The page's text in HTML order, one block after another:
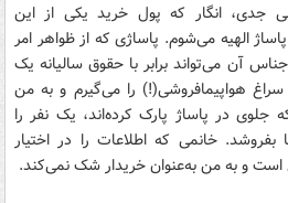
جدی، انگار که پول خرید یکی از این
الهیه می‌شوم. پاساژی که از ظواهر امر
آن می‌تواند برابر با حقوق سالیانه یک
سراغ هواپیمافروشی(!) را می‌گیرم و به من
جلوی در پاساژ پارک کرده‌اند، یک نفر را
بفروشد. خانمی که اطلاعات را در اختیار
و به من به‌عنوان خریدار شک نمی‌کند.